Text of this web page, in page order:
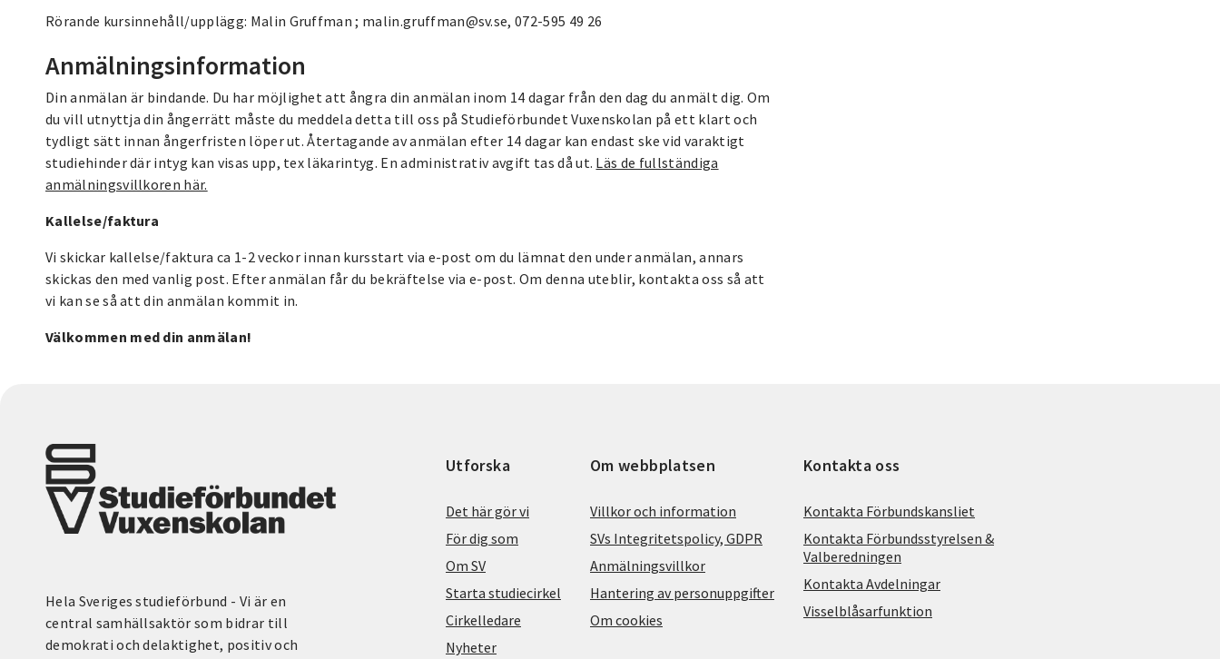
Rörande kursinnehåll/upplägg: Malin Gruffman ; malin.gruffman@sv.se, 072-595 49 26
Anmälningsinformation
Din anmälan är bindande. Du har möjlighet att ångra din anmälan inom 14 dagar från den dag du anmält dig. Om
du vill utnyttja din ångerrätt måste du meddela detta till oss på Studieförbundet Vuxenskolan på ett klart och
tydligt sätt innan ångerfristen löper ut. Återtagande av anmälan efter 14 dagar kan endast ske vid varaktigt
studiehinder där intyg kan visas upp, tex läkarintyg. En administrativ avgift tas då ut. Läs de fullständiga
anmälningsvillkoren här.
Kallelse/faktura
Vi skickar kallelse/faktura ca 1-2 veckor innan kursstart via e-post om du lämnat den under anmälan, annars
skickas den med vanlig post. Efter anmälan får du bekräftelse via e-post. Om denna uteblir, kontakta oss så att
vi kan se så att din anmälan kommit in.
Välkommen med din anmälan!
Hela Sveriges studieförbund - Vi är en
central samhällsaktör som bidrar till
demokrati och delaktighet, positiv och
Utforska
Det här gör vi
För dig som
Om SV
Starta studiecirkel
Cirkelledare
Nyheter
Om webbplatsen
Villkor och information
SVs Integritetspolicy, GDPR
Anmälningsvillkor
Hantering av personuppgifter
Om cookies
Kontakta oss
Kontakta Förbundskansliet
Kontakta Förbundsstyrelsen &
Valberedningen
Kontakta Avdelningar
Visselblåsarfunktion